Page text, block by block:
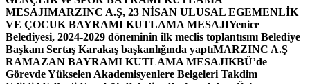
MESAJIMARZINC A.Ş, 23 NİSAN ULUSAL EGEMENLİK
VE ÇOCUK BAYRAMI KUTLAMA MESAJIYenice
Belediyesi, 2024-2029 döneminin ilk meclis toplantısını Belediye
Başkanı Sertaş Karakaş başkanlığında yaptıMARZINC A.Ş
RAMAZAN BAYRAMI KUTLAMA MESAJIKBÜ’de
Görevde Yükselen Akademisyenlere Belgeleri Takdim